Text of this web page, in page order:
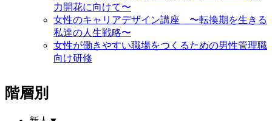
力開花に向けて〜
女性のキャリアデザイン講座 〜転換期を生きる
私達の人生戦略〜
女性が働きやすい職場をつくるための男性管理職
向け研修
階層別